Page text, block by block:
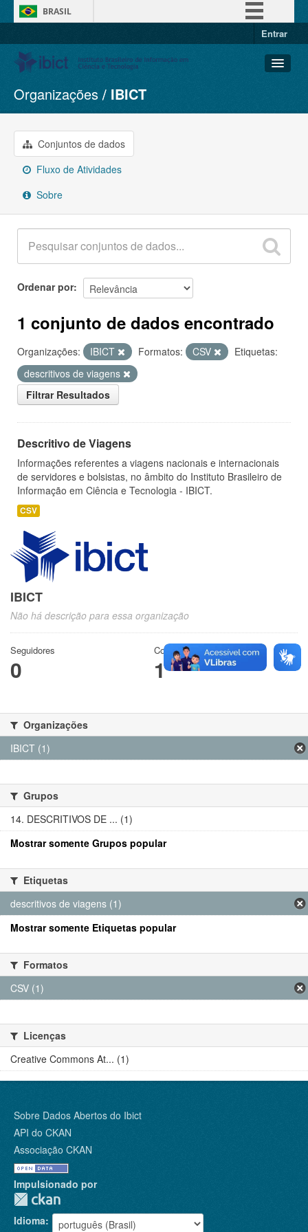
BRASIL
Entrar
Conjuntos de dados
Organizações
Grupos
Sobre
Organizações IBICT
Conjuntos de dados
Fluxo de Atividades
Sobre
Ordenar por
1 conjunto de dados encontrado
Organizações: IBICT Formatos: CSV
Etiquetas:
descritivos de viagens
Filtrar Resultados
Descritivo de Viagens
Informações referentes a viagens nacionais e internacionais
de servidores e bolsistas, no âmbito do Instituto Brasileiro de
Informação em Ciência e Tecnologia - IBICT.
CSV
IBICT
Não há descrição para essa organização
Seguidores
0
Conjuntos de dados
1
Organizações
IBICT (1)
Grupos
14. DESCRITIVOS DE ... (1)
Mostrar somente Grupos popular
Etiquetas
descritivos de viagens (1)
Mostrar somente Etiquetas popular
Formatos
CSV (1)
Licenças
Creative Commons At... (1)
Sobre Dados Abertos do Ibict
API do CKAN
Associação CKAN
Impulsionado por
Idioma